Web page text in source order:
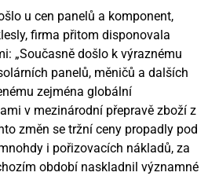
u cen panelů a komponent,
firma přitom disponovala
„Současně došlo k výraznému
panelů, měničů a dalších
zejména globální
v mezinárodní přepravě zboží z
změn se tržní ceny propadly pod
i pořizovacích nákladů, za
období naskladnil významné